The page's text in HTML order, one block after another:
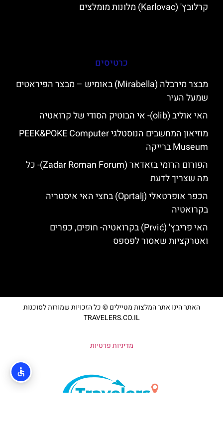
קרלובץ' (Karlovac) מלונות מומלצים
כרטיסים
מבצר מירבלה (Mirabella) באומיש – מבצר הפיראטים
שמעל העיר
האי אוליב (olib)- אי הבוטיק הסודי של קרואטיה
מוזיאון המחשבים הנוסטלגי PEEK&POKE Computer
Museum ברייקה
הפורום הרומי בזאדאר (Zadar Roman Forum)- כל
מה שצריך לדעת
הכפר אופרטאלי (Oprtalj) בחצי האי איסטריה
בקרואטיה
האי פריבץ' (Prvić) בקרואטיה- חופים, כפרים
ואטרקציות שאסור לפספס
האתר הינו אתר המלצות מטיילים © כל הזכויות שמורות לסוכנות
TRAVELERS.CO.IL
מדיניות פרטיות